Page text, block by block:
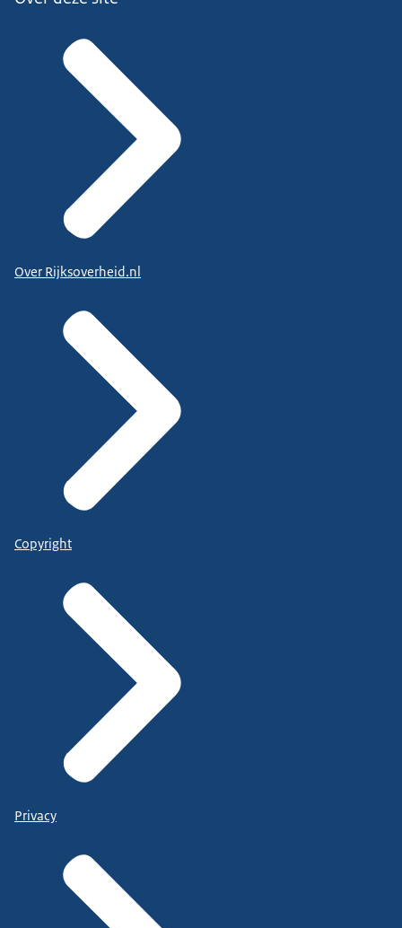
Over Rijksoverheid.nl
Copyright
Privacy